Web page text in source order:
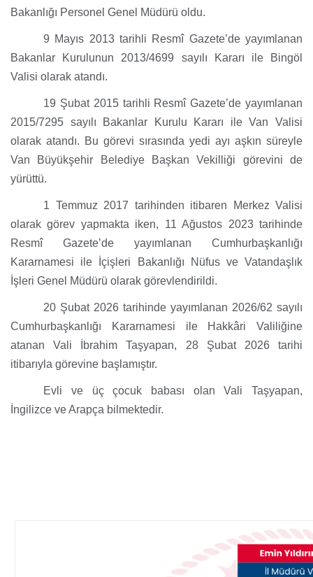
Bakanlığı Personel Genel Müdürü oldu.
9 Mayıs 2013 tarihli Resmî Gazete’de yayımlanan
Bakanlar Kurulunun 2013/4699 sayılı Kararı ile Bingöl
Valisi olarak atandı.
19 Şubat 2015 tarihli Resmî Gazete’de yayımlanan
2015/7295 sayılı Bakanlar Kurulu Kararı ile Van Valisi
olarak atandı. Bu görevi sırasında yedi ayı aşkın süreyle
Van Büyükşehir Belediye Başkan Vekilliği görevini de
yürüttü.
1 Temmuz 2017 tarihinden itibaren Merkez Valisi
olarak görev yapmakta iken, 11 Ağustos 2023 tarihinde
Resmî Gazete’de yayımlanan Cumhurbaşkanlığı
Kararnamesi ile İçişleri Bakanlığı Nüfus ve Vatandaşlık
İşleri Genel Müdürü olarak görevlendirildi.
20 Şubat 2026 tarihinde yayımlanan 2026/62 sayılı
Cumhurbaşkanlığı Kararnamesi ile Hakkâri Valiliğine
atanan Vali İbrahim Taşyapan, 28 Şubat 2026 tarihi
itibarıyla görevine başlamıştır.
Evli ve üç çocuk babası olan Vali Taşyapan,
İngilizce ve Arapça bilmektedir.